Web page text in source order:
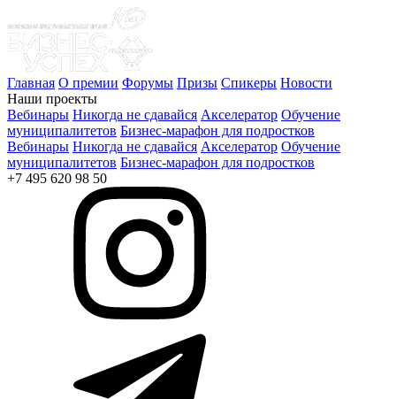
Главная О премии Форумы Призы Спикеры Новости
Наши проекты
Вебинары Никогда не сдавайся Акселератор Обучение
муниципалитетов Бизнес-марафон для подростков
Вебинары Никогда не сдавайся Акселератор Обучение
муниципалитетов Бизнес-марафон для подростков
+7 495 620 98 50